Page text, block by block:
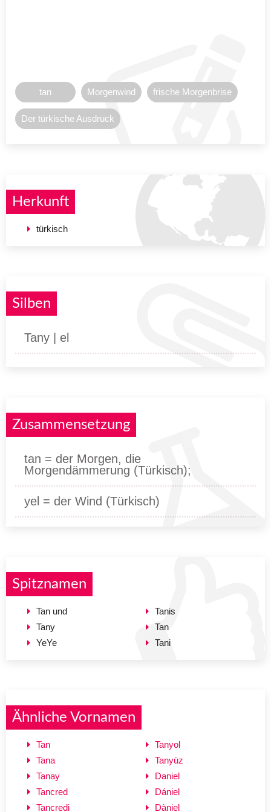
tan Morgenwind frische Morgenbrise
Der türkische Ausdruck
Herkunft
türkisch
Silben
Tany | el
Zusammensetzung
tan = der Morgen, die
Morgendämmerung (Türkisch);
yel = der Wind (Türkisch)
Spitznamen
Tan und
Tany
YeYe
Tanis
Tan
Tani
Ähnliche Vornamen
Tan
Tana
Tanay
Tancred
Tancredi
Tanyol
Tanyüz
Daniel
Dániel
Dàniel